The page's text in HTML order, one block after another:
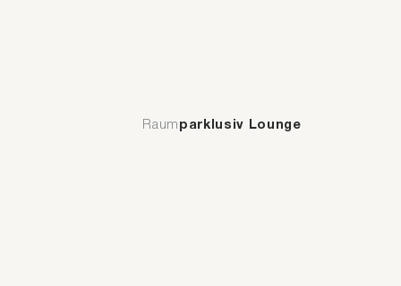
Raum parklusiv Lounge